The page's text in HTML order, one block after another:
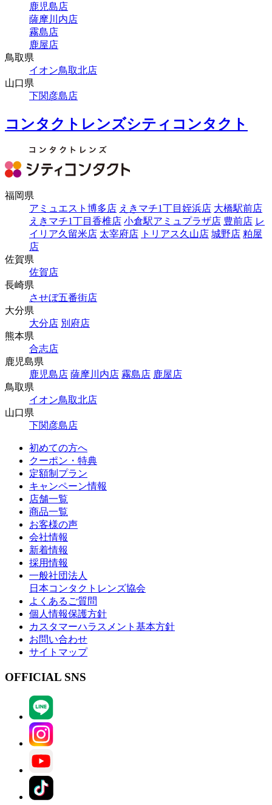
鹿児島店
薩摩川内店
霧島店
鹿屋店
鳥取県
イオン鳥取北店
山口県
下関彦島店
コンタクトレンズシティコンタクト
福岡県
アミュエスト博多店 えきマチ1丁目姪浜店 大橋駅前店
えきマチ1丁目香椎店 小倉駅アミュプラザ店 豊前店 レ
イリア久留米店 太宰府店 トリアス久山店 城野店 粕屋
店
佐賀県
佐賀店
長崎県
させぼ五番街店
大分県
大分店 別府店
熊本県
合志店
鹿児島県
鹿児島店 薩摩川内店 霧島店 鹿屋店
鳥取県
イオン鳥取北店
山口県
下関彦島店
初めての方へ
クーポン・特典
定額制プラン
キャンペーン情報
店舗一覧
商品一覧
お客様の声
会社情報
新着情報
採用情報
一般社団法人
日本コンタクトレンズ協会
よくあるご質問
個人情報保護方針
カスタマーハラスメント基本方針
お問い合わせ
サイトマップ
OFFICIAL SNS